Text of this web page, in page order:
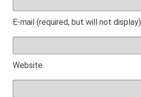
E-mail (required, but will not display)
Website